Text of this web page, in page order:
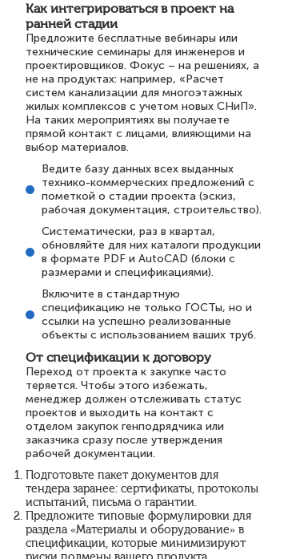
Как интегрироваться в проект на
ранней стадии
Предложите бесплатные вебинары или
технические семинары для инженеров и
проектировщиков. Фокус – на решениях, а
не на продуктах: например, «Расчет
систем канализации для многоэтажных
жилых комплексов с учетом новых СНиП».
На таких мероприятиях вы получаете
прямой контакт с лицами, влияющими на
выбор материалов.
Ведите базу данных всех выданных
технико-коммерческих предложений с
пометкой о стадии проекта (эскиз,
рабочая документация, строительство).
Систематически, раз в квартал,
обновляйте для них каталоги продукции
в формате PDF и AutoCAD (блоки с
размерами и спецификациями).
Включите в стандартную
спецификацию не только ГОСТы, но и
ссылки на успешно реализованные
объекты с использованием ваших труб.
От спецификации к договору
Переход от проекта к закупке часто
теряется. Чтобы этого избежать,
менеджер должен отслеживать статус
проектов и выходить на контакт с
отделом закупок генподрядчика или
заказчика сразу после утверждения
рабочей документации.
Подготовьте пакет документов для
тендера заранее: сертификаты, протоколы
испытаний, письма о гарантии.
Предложите типовые формулировки для
раздела «Материалы и оборудование» в
спецификации, которые минимизируют